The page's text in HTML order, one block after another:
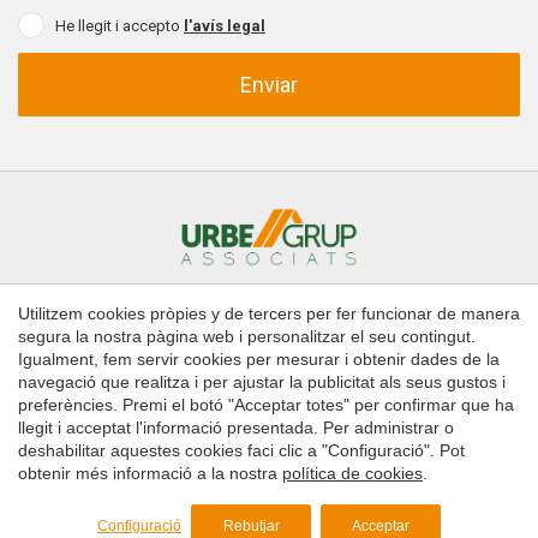
He llegit i accepto l'avís legal
Enviar
Inici Comprar Llogar
Administració de finques
Contacte
Copyright © 2026 Urbe Grup Associats
Avís legal
Política de Cookies
byiEstrategic
Utilitzem cookies pròpies y de tercers per fer funcionar de manera
segura la nostra pàgina web i personalitzar el seu contingut.
Igualment, fem servir cookies per mesurar i obtenir dades de la
navegació que realitza i per ajustar la publicitat als seus gustos i
preferències. Premi el botó "Acceptar totes" per confirmar que ha
llegit i acceptat l'informació presentada. Per administrar o
deshabilitar aquestes cookies faci clic a "Configuració". Pot
obtenir més informació a la nostra política de cookies
Configuració Rebutjar Acceptar
Guardar configuració Acceptar totes